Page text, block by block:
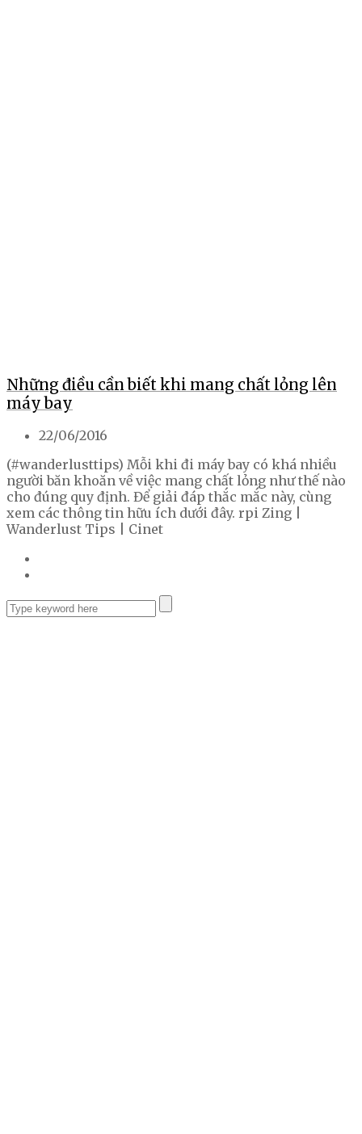
Những điều cần biết khi mang chất lỏng lên
máy bay
22/06/2016
(#wanderlusttips) Mỗi khi đi máy bay có khá nhiều
người băn khoăn về việc mang chất lỏng như thế nào
cho đúng quy định. Để giải đáp thắc mắc này, cùng
xem các thông tin hữu ích dưới đây. rpi Zing |
Wanderlust Tips | Cinet